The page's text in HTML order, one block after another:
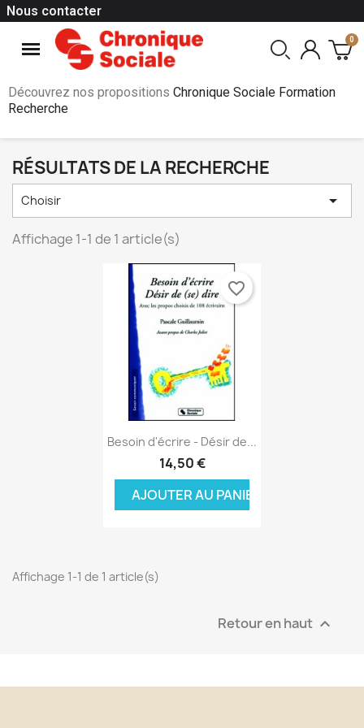
Nous contacter
Découvrez nos propositions Chronique Sociale Formation
Recherche
RÉSULTATS DE LA RECHERCHE
Choisir 
Affichage 1-1 de 1 article(s)
Aperçu rapide
Besoin d'écrire - Désir de...
14,50 €
AJOUTER AU PANIER
favorite_border
Affichage 1-1 de 1 article(s)
Retour en haut 